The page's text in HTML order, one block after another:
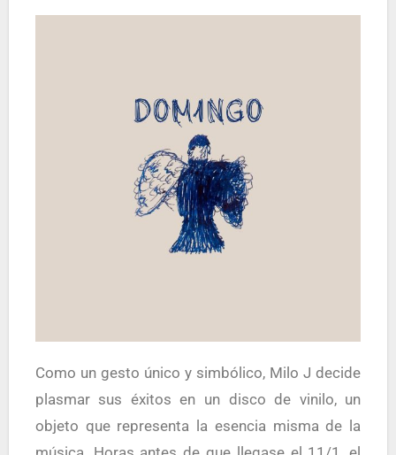
Como un gesto único y simbólico, Milo J decide
plasmar sus éxitos en un disco de vinilo, un
objeto que representa la esencia misma de la